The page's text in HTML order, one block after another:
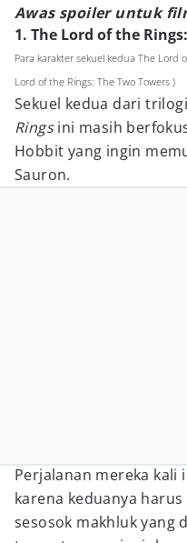
Awas spoiler untuk
1. The Lord of the
Para karakter sekuel kedua The Lord
Lord of the Rings: The Two Towers )
Sekuel kedua dari
Ringsini masih
Hobbit yang ingin
Sauron.
Perjalanan mereka
karena keduanya
sesosok makhluk yang